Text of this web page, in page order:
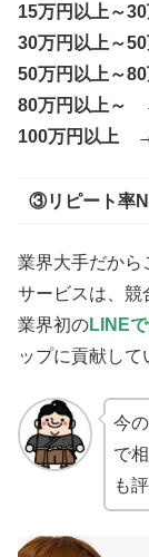
15万円以上～
30万円以上～
50万円以上～
80万円以上～
100万円以上
③リピート率
業界大手だから
サービスは、競
業界初のLINE
ップに貢献して
今の
で
も